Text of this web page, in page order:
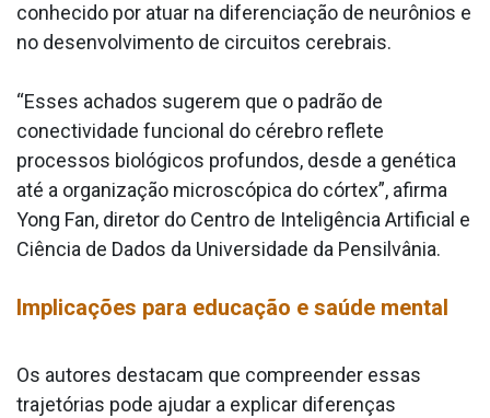
conhecido por atuar na diferenciação de neurônios e
no desenvolvimento de circuitos cerebrais.
“Esses achados sugerem que o padrão de
conectividade funcional do cérebro reflete
processos biológicos profundos, desde a genética
até a organização microscópica do córtex”, afirma
Yong Fan, diretor do Centro de Inteligência Artificial e
Ciência de Dados da Universidade da Pensilvânia.
Implicações para educação e saúde mental
Os autores destacam que compreender essas
trajetórias pode ajudar a explicar diferenças